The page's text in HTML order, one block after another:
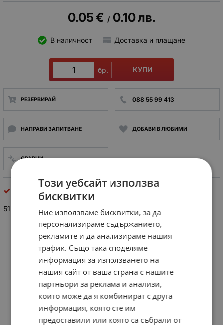
0.05€ / 0.10лв.
В наличност Доставка и плащане
бр. КУПИ
РЕЗЕРВИРАЙ 088 55 99 413
НАПРАВИ ЗАПИТВАНЕ ДОБАВИ В ЛЮБИМИ
СРАВНИ
Неполярни кондензатори
51pF/25V
Този уебсайт използва
бисквитки
Ние използваме бисквитки, за да
персонализираме съдържанието,
рекламите и да анализираме нашия
трафик. Също така споделяме
информация за използването на
нашия сайт от ваша страна с нашите
партньори за реклама и анализи,
които може да я комбинират с друга
информация, която сте им
предоставили или която са събрали от